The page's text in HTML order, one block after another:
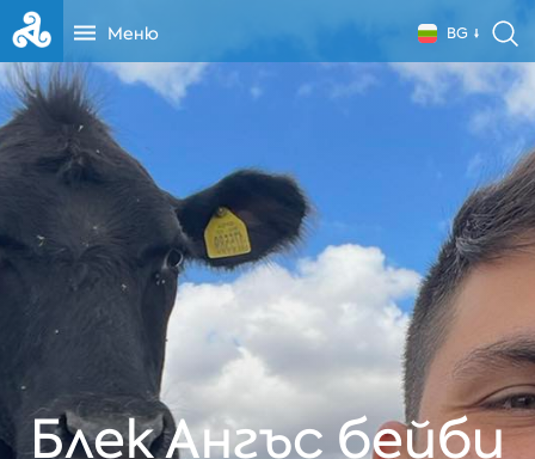
Меню BG
Блек Ангъс бейби